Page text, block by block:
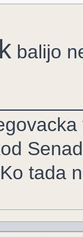
bаlijo
tada